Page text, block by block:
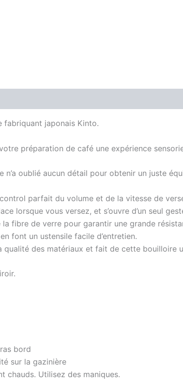
fabriquant japonais Kinto.
préparation de café une expérience
oublié aucun détail pour obtenir un juste
parfait du volume et de la vitesse de
lorsque vous versez, et s’ouvre d’un seul
fibre de verre pour garantir une grande
font un ustensile facile d’entretien.
qualité des matériaux et fait de cette bouilloire
bord
sur la gazinière
chauds. Utilisez des maniques.